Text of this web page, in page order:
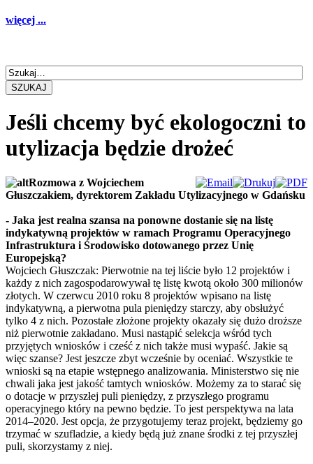
więcej ...
SZUKAJ
Jeśli chcemy być ekologoczni to
utylizacja będzie drożeć
Rozmowa z Wojciechem
Głuszczakiem, dyrektorem Zakładu Utylizacyjnego w Gdańsku
- Jaka jest realna szansa na ponowne dostanie się na listę
indykatywną projektów w ramach Programu Operacyjnego
Infrastruktura i Środowisko dotowanego przez Unię
Europejską?
Wojciech Głuszczak: Pierwotnie na tej liście było 12 projektów i
każdy z nich zagospodarowywał tę listę kwotą około 300 milionów
złotych. W czerwcu 2010 roku 8 projektów wpisano na listę
indykatywną, a pierwotna pula pieniędzy starczy, aby obsłużyć
tylko 4 z nich. Pozostałe złożone projekty okazały się dużo droższe
niż pierwotnie zakładano. Musi nastąpić selekcja wśród tych
przyjętych wniosków i cześć z nich także musi wypaść. Jakie są
więc szanse? Jest jeszcze zbyt wcześnie by oceniać. Wszystkie te
wnioski są na etapie wstępnego analizowania. Ministerstwo się nie
chwali jaka jest jakość tamtych wniosków. Możemy za to starać się
o dotacje w przyszłej puli pieniędzy, z przyszłego programu
operacyjnego który na pewno będzie. To jest perspektywa na lata
2014–2020. Jest opcja, że przygotujemy teraz projekt, będziemy go
trzymać w szufladzie, a kiedy będą już znane środki z tej przyszłej
puli, skorzystamy z niej.